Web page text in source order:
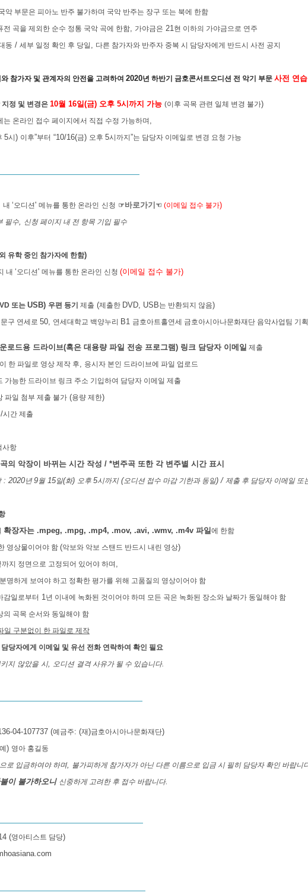
악 부문은 피아노 반주 불가하며 국악 반주는 장구 또는 북에 한함
전 곡을 제외한 순수 정통 국악 곡에 한함, 가야금은 21현 이하의 가야금으로 연주
동 / 세부 일정 확인 후 당일 , 다른 참가자와 반주자 중복 시 담당자에게 반드시 사전 공지
참가자 및 관계자의 안전을 고려하여 2020년 하반기 금호콘서트오디션 전 악기 부문 사전 연
지정 및 변경은 10월 16일(금) 오후 5시까지 가능 (이후 곡목 관련 일체 변경 불가)
는 온라인 접수 페이지에서 직접 수정 가능하며 ,
5시 ) 이후”부터 “10/16(금) 오후 5시까지 ”는 담당자 이메일로 변경 요청 가능
내 ‘오디션' 메뉴를 통한 온라인 신청 ☞바로가기 ☜ (이메일 접수 불가)
필수, 신청 페이지 내 전 항목 기입 필수
유학 중인 참가자에 한함)
내 ‘오디션' 메뉴를 통한 온라인 신청 (이메일 접수 불가)
또는 USB) 우편 등기 제출 (제출한 DVD, USB는 반환되지 않음)
구 연세로 50, 연세대학교 백양누리 B1 금호아트홀연세 금호아시아나문화재단 음악사업팀 기
로드용 드라이브(혹은 대용량 파일 전송 프로그램 ) 링크 담당자 이메일 제출
한 파일로 영상 제작 후, 응시자 본인 드라이브에 파일 업로드
가능한 드라이브 링크 주소 기입하여 담당자 이메일 제출
파일 첨부 제출 불가 (용량 제한)
/시간 제출
사항
의 악장이 바뀌는 시간 작성 / *변주곡 또한 각 변주별 시간 표시
: 2020년9월15일(화) 오후5시까지(오디션 접수 마감 기한과 동일) / 제출 후 담당자 이메일 또
확장자는 .mpeg, .mpg, .mp4, .mov, .avi, .wmv, .m4v 파일에 한함
영상물이어야 함 (악보와 악보 스탠드 반드시 내린 영상)
지 정면으로 고정되어 있어야 하며 ,
명하게 보여야 하고 정확한 평가를 위해 고품질의 영상이어야 함
감일로부터 1년 이내에 녹화된 것이어야 하며 모든 곡은 녹화된 장소와 날짜가 동일해야 함
의 곡목 순서와 동일해야 함
일 구분없이 한 파일로 제작
담당자에게 이메일 및 유선 전화 연락하여 확인 필요
지 않았을 시, 오디션 결격 사유가 될 수 있습니다.
04-107737 (예금주: (재)금호아시아나문화재단)
예 ) 영아 홍길동
로 입금하여야 하며, 불가피하게 참가자가 아닌 다른 이름으로 입금 시 필히 담당자 확인 바랍니
이 불가하오니 신중하게 고려한 후 접수 바랍니다.
(영아티스트 담당)